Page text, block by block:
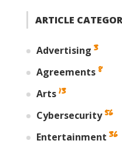
ARTICLE
Advertising 3
Agreements 8
Arts 13
Cybersecurity 56
Entertainment 36